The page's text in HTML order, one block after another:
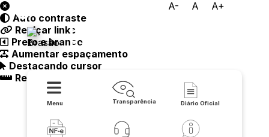
A- A A+
Prefeitura Municipal de
Paramirim
Menu Transparência Diário Oficial
Auto contraste
Realçar links
Preto e branco
Aumentar espaçamento
Destacando cursor
Regua guia